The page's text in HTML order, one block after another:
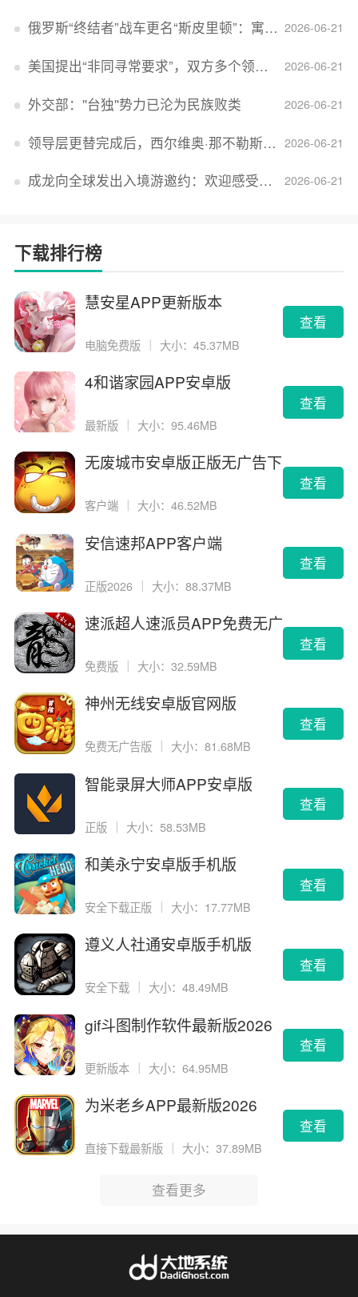
2026-06-21
俄罗斯“终结者”战车更名“斯皮里顿”：寓意强大可靠，彰显俄精神力量
2026-06-21
美国提出“非同寻常要求”，双方多个领域分歧依旧，印美贸易谈判进入“关键阶段”
2026-06-21
外交部：''台独''势力已沦为民族败类
2026-06-21
领导层更替完成后，西尔维奥·那不勒斯出任Lucid首席执行官
2026-06-21
成龙向全球发出入境游邀约：欢迎感受无滤镜的真实中国
下载排行榜
慧安星APP更新版本
电脑免费版 ｜ 大小：45.37MB
查看
4和谐家园APP安卓版
最新版 大小：95.46MB
查看
无废城市安卓版正版无广告下
客户端 大小：46.52MB
查看
安信速邦APP客户端
正版2026 ｜ 大小：88.37MB
查看
速派超人速派员APP免费无广
免费版 大小：32.59MB
查看
神州无线安卓版官网版
免费无广告版 大小：81.68MB
查看
智能录屏大师APP安卓版
正版 ｜ 大小：58.53MB
查看
和美永宁安卓版手机版
安全下载正版 大小：17.77MB
查看
遵义人社通安卓版手机版
安全下载 大小：48.49MB
查看
gif斗图制作软件最新版2026
更新版本 ｜ 大小：64.95MB
查看
为米老乡APP最新版2026
直接下载最新版 大小：37.89MB
查看
查看更多